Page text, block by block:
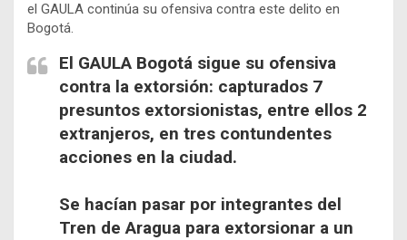
el GAULA continúa su ofensiva contra este delito en
Bogotá.
El GAULA Bogotá sigue su ofensiva
contra la extorsión: capturados 7
presuntos extorsionistas, entre ellos 2
extranjeros, en tres contundentes
acciones en la ciudad.
Se hacían pasar por integrantes del
Tren de Aragua para extorsionar a un